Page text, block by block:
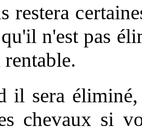
restera
n'est pas
il sera
chevaux si